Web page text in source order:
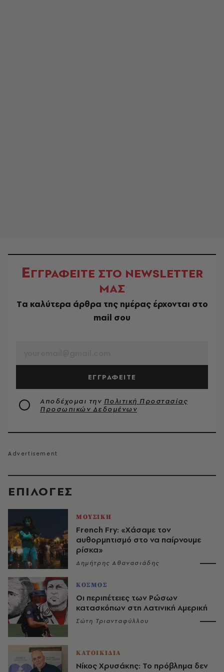
EΠΙΛΟΓΈΣ
ΜΟΥΣΙΚΗ
French Fry: «Χάσαμε τον
αυθορμητισμό στο να παίρνουμε
ρίσκα»
Δημήτρης Αθανασιάδης
ΚΟΣΜΟΣ
Οι περιπέτειες των Ρώσων
κατασκόπων στη Λατινική Αμερική
Σώτη Τριανταφύλλου
ΚΑΤΟΙΚΙΔΙΑ
Νίκος Χρυσάκης: Το πρόβλημα δεν
ΕΓΓΡΑΦΕΙΤΕ ΣΤΟ NEWSLETTER
ΜΑΣ
Tα καλύτερα άρθρα της ημέρας έρχονται στο
mail σου
ΕΓΓΡΑΦΕΙΤΕ
Αποδέχομαι την Πολιτική Προστασίας
Προσωπικών Δεδομένων